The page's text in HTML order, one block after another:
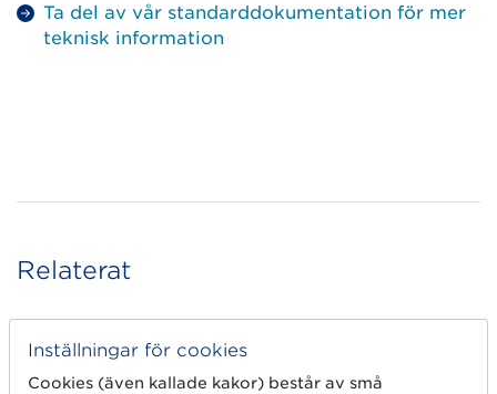
Ta del av vår standarddokumentation för mer
teknisk information
Relaterat
Webinar – On Demand
Inställningar för cookies
Cookies (även kallade kakor) består av små